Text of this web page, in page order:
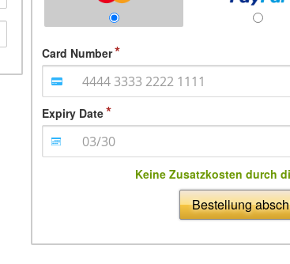
Card Number
Expiry Date
Keine Zusatzkosten durch
Bestellung